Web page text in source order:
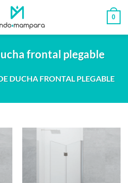
0
frontal plegable
DUCHA FRONTAL PLEGABLE